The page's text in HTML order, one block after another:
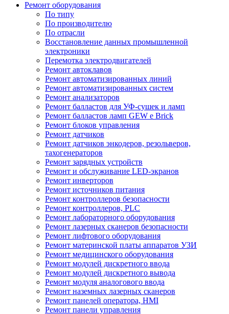
Ремонт оборудования
По типу
По производителю
По отрасли
Восстановление данных промышленной
электроники
Перемотка электродвигателей
Ремонт автоклавов
Ремонт автоматизированных линий
Ремонт автоматизированных систем
Ремонт анализаторов
Ремонт балластов для УФ-сушек и ламп
Ремонт балластов ламп GEW e Brick
Ремонт блоков управления
Ремонт датчиков
Ремонт датчиков энкодеров, резольверов,
тахогенераторов
Ремонт зарядных устройств
Ремонт и обслуживание LED-экранов
Ремонт инверторов
Ремонт источников питания
Ремонт контроллеров безопасности
Ремонт контроллеров, PLC
Ремонт лабораторного оборудования
Ремонт лазерных сканеров безопасности
Ремонт лифтового оборудования
Ремонт материнской платы аппаратов УЗИ
Ремонт медицинского оборудования
Ремонт модулей дискретного ввода
Ремонт модулей дискретного вывода
Ремонт модуля аналогового ввода
Ремонт наземных лазерных сканеров
Ремонт панелей оператора, HMI
Ремонт панели управления